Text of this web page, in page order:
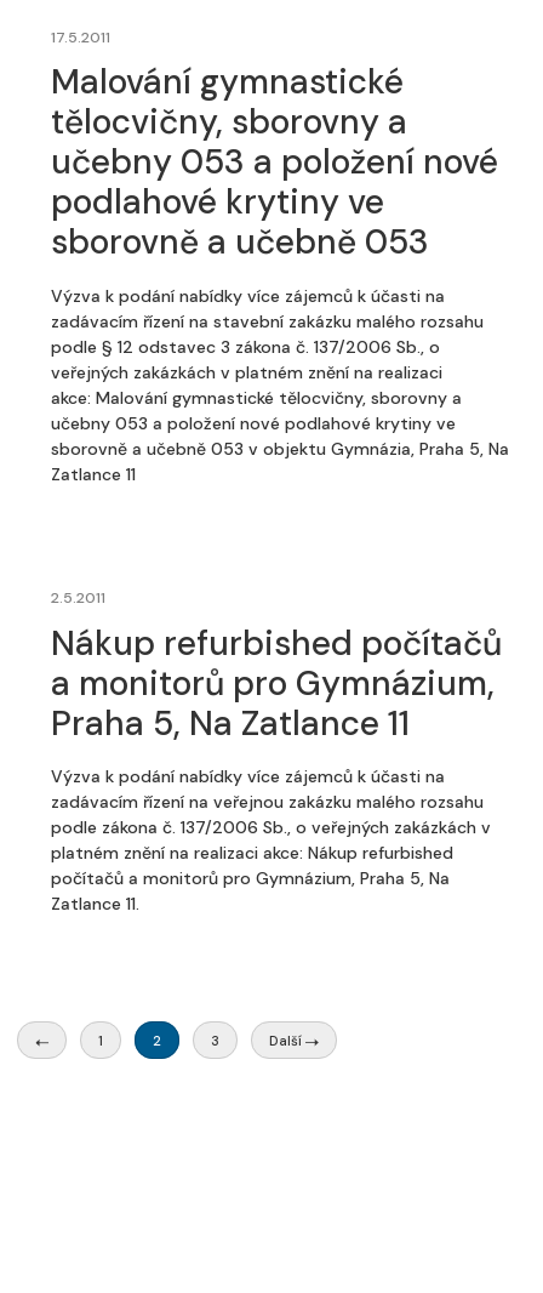
17.5.2011
Malování gymnastické
tělocvičny, sborovny a
učebny 053 a položení nové
podlahové krytiny ve
sborovně a učebně 053
Výzva k podání nabídky více zájemců k účasti na
zadávacím řízení na stavební zakázku malého rozsahu
podle § 12 odstavec 3 zákona č. 137/2006 Sb., o
veřejných zakázkách v platném znění na realizaci
akce: Malování gymnastické tělocvičny, sborovny a
učebny 053 a položení nové podlahové krytiny ve
sborovně a učebně 053 v objektu Gymnázia, Praha 5, Na
Zatlance 11
2.5.2011
Nákup refurbished počítačů
a monitorů pro Gymnázium,
Praha 5, Na Zatlance 11
Výzva k podání nabídky více zájemců k účasti na
zadávacím řízení na veřejnou zakázku malého rozsahu
podle zákona č. 137/2006 Sb., o veřejných zakázkách v
platném znění na realizaci akce: Nákup refurbished
počítačů a monitorů pro Gymnázium, Praha 5, Na
Zatlance 11.
1 2 3 Další